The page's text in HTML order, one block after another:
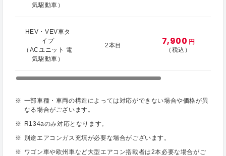
気駆動車）
HEV・VEV車タ
イプ
（ACユニット 電
気駆動車）
2本目 7,900 円
（税込）
一部車種・車両の構造によっては対応ができない場合や価格が異
なる場合がございます。
R134aのみ対応となります。
別途エアコンガス充填が必要な場合がございます。
ワゴン車や欧州車など大型エアコン搭載者は2本必要な場合がご